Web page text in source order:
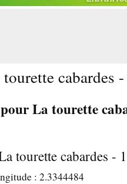
cabardes
La tourette
tourette cabardes -
: 2.3344484